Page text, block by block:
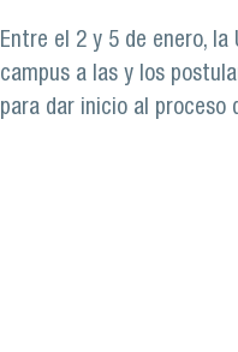
Entre el 2 y 5 de enero, la
campus a las y los
para dar inicio al proceso